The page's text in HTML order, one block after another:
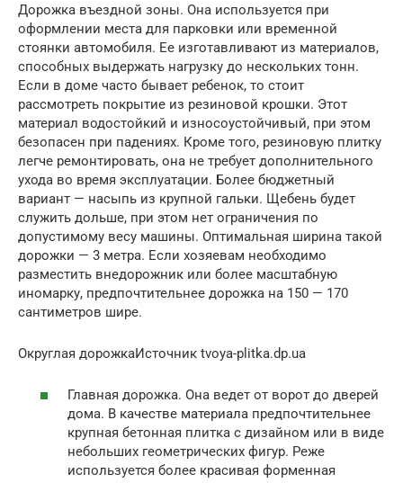
Дорожка въездной зоны. Она используется при
оформлении места для парковки или временной
стоянки автомобиля. Ее изготавливают из материалов,
способных выдержать нагрузку до нескольких тонн.
Если в доме часто бывает ребенок, то стоит
рассмотреть покрытие из резиновой крошки. Этот
материал водостойкий и износоустойчивый, при этом
безопасен при падениях. Кроме того, резиновую плитку
легче ремонтировать, она не требует дополнительного
ухода во время эксплуатации. Более бюджетный
вариант — насыпь из крупной гальки. Щебень будет
служить дольше, при этом нет ограничения по
допустимому весу машины. Оптимальная ширина такой
дорожки — 3 метра. Если хозяевам необходимо
разместить внедорожник или более масштабную
иномарку, предпочтительнее дорожка на 150 — 170
сантиметров шире.
Округлая дорожкаИсточник tvoya-plitka.dp.ua
Главная дорожка. Она ведет от ворот до дверей
дома. В качестве материала предпочтительнее
крупная бетонная плитка с дизайном или в виде
небольших геометрических фигур. Реже
используется более красивая форменная